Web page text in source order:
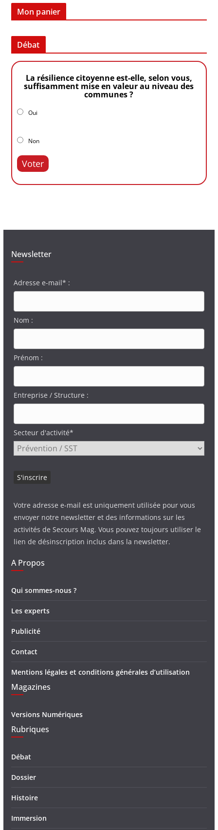
Mon panier
Débat
La résilience citoyenne est-elle, selon vous,
suffisamment mise en valeur au niveau des
communes ?
Oui
Non
Voter
Newsletter
Adresse e-mail* :
Nom :
Prénom :
Entreprise / Structure :
Secteur d'activité*
Votre adresse e-mail est uniquement utilisée pour vous
envoyer notre newsletter et des informations sur les
activités de Secours Mag. Vous pouvez toujours utiliser le
lien de désinscription inclus dans la newsletter.
A Propos
Qui sommes-nous ?
Les experts
Publicité
Contact
Mentions légales et conditions générales d’utilisation
Magazines
Versions Numériques
Rubriques
Débat
Dossier
Histoire
Immersion